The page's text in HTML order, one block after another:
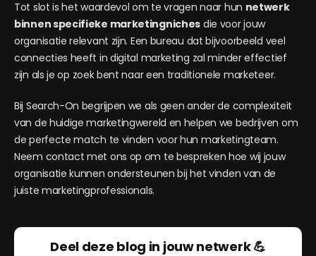
Tot slot is het waardevol om te vragen naar hun netwerk
binnen specifieke marketingniches die voor jouw
organisatie relevant zijn. Een bureau dat bijvoorbeeld veel
connecties heeft in digital marketing zal minder effectief
zijn als je op zoek bent naar een traditionele marketeer.
Bij Search-On begrijpen we als geen ander de complexiteit
van de huidige marketingwereld en helpen we bedrijven om
de perfecte match te vinden voor hun marketingteam.
Neem contact met ons op om te bespreken hoe wij jouw
organisatie kunnen ondersteunen bij het vinden van de
juiste marketingprofessionals.
Deel deze blog in jouw netwerk 💪